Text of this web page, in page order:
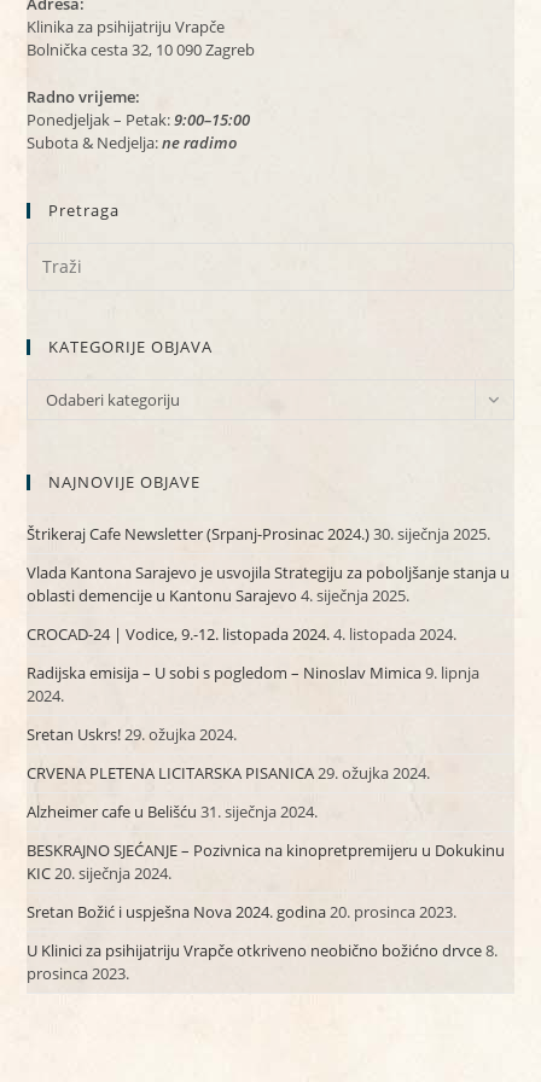
Klinika za psihijatriju Vrapče
Bolnička cesta 32, 10 090 Zagreb
Radno vrijeme:
Ponedjeljak – Petak:9:00–15:00
Subota & Nedjelja:ne radimo
Pretraga
KATEGORIJE OBJAVA
KATEGORIJE
Odaberi kategoriju
NAJNOVIJE OBJAVE
Štrikeraj Cafe Newsletter (Srpanj-Prosinac 2024.)30. siječnja 2025.
Vlada Kantona Sarajevo je usvojila Strategiju za poboljšanje stanja u
oblasti demencije u Kantonu Sarajevo 4. siječnja 2025.
CROCAD-24 | Vodice, 9.-12. listopada 2024.4. listopada 2024.
Radijska emisija – U sobi s pogledom – Ninoslav Mimica9. lipnja
2024.
Sretan Uskrs!29. ožujka 2024.
CRVENA PLETENA LICITARSKA PISANICA29. ožujka 2024.
Alzheimer cafe u Belišću 31. siječnja 2024.
BESKRAJNO SJEĆANJE – Pozivnica na kinopretpremijeru u Dokukinu
KIC20. siječnja 2024.
Sretan Božić i uspješna Nova 2024. godina20. prosinca 2023.
U Klinici za psihijatriju Vrapče otkriveno neobično božićno drvce8.
prosinca 2023.